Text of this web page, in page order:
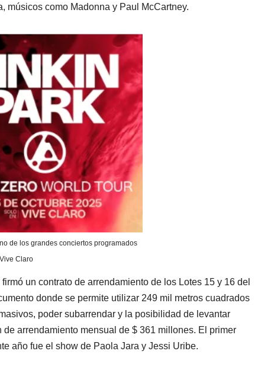
músicos como Madonna y Paul McCartney.
de los grandes conciertos programados
Claro
un contrato de arrendamiento de los Lotes 15 y 16 del
donde se permite utilizar 249 mil metros cuadrados
poder subarrendar y la posibilidad de levantar
arrendamiento mensual de $ 361 millones. El primer
año fue el show de Paola Jara y Jessi Uribe.